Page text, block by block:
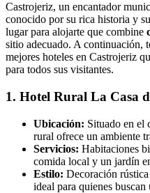
Castrojeriz, un encantador
conocido por su rica historia y
lugar para alojarte que combine
sitio adecuado. A continuación,
mejores hoteles en Castrojeriz
para todos sus visitantes.
1. Hotel Rural La Casa
Ubicación: Situado en el
rural ofrece un ambiente
Servicios: Habitaciones
comida local y un jardín
Estilo: Decoración
ideal para quienes